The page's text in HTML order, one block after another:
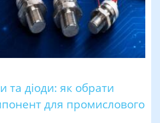
та діоди: як обрати
для промислового